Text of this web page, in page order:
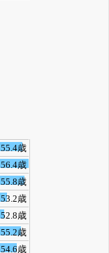
55.4歳
56.4歳
55.8歳
53.2歳
52.8歳
55.2歳
54.6歳